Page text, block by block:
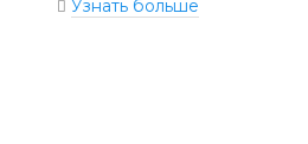
Узнать больше